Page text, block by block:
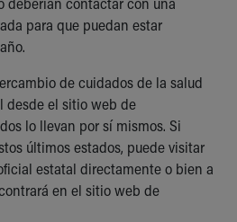
para que puedan estar
de cuidados de la salud
desde el sitio web de
lo llevan por sí mismos. Si
últimos estados, puede visitar
estatal directamente o bien a
en el sitio web de